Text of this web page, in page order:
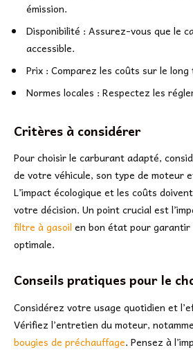
émission.
Disponibilité : Assurez-vous que le
accessible.
Prix : Comparez les coûts sur le long
Normes locales : Respectez les
Critères à considérer
Pour choisir le carburant adapté,
de votre véhicule, son type de moteur
L’impact écologique et les coûts
votre décision. Un point crucial est
filtre à gasoil en bon état pour garantir
optimale.
Conseils pratiques pour le
Considérez votre usage quotidien et
Vérifiez l’entretien du moteur,
bougies de préchauffage. Pensez à